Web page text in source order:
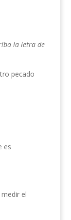
la letra de
pecado
es
el